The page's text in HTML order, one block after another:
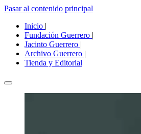
Pasar al contenido principal
Inicio |
Fundación Guerrero |
Jacinto Guerrero |
Archivo Guerrero |
Tienda y Editorial